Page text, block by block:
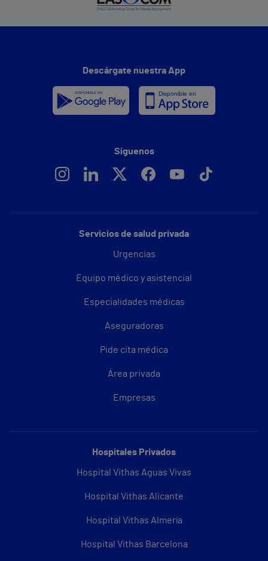
Servicios de salud privada
Urgencias
Equipo médico y asistencial
Especialidades médicas
Aseguradoras
Pide cita médica
Área privada
Empresas
Hospitales Privados
Hospital Vithas Aguas Vivas
Hospital Vithas Alicante
Hospital Vithas Almería
Hospital Vithas Barcelona
Descárgate nuestra App
Síguenos